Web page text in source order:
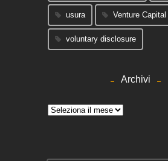
usura Venture Capital
voluntary disclosure
Archivi
Archivi